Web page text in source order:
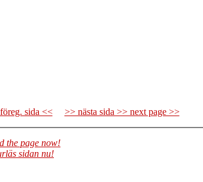
sida << >> nästa sida >> next page >>
the page now!
sidan nu!